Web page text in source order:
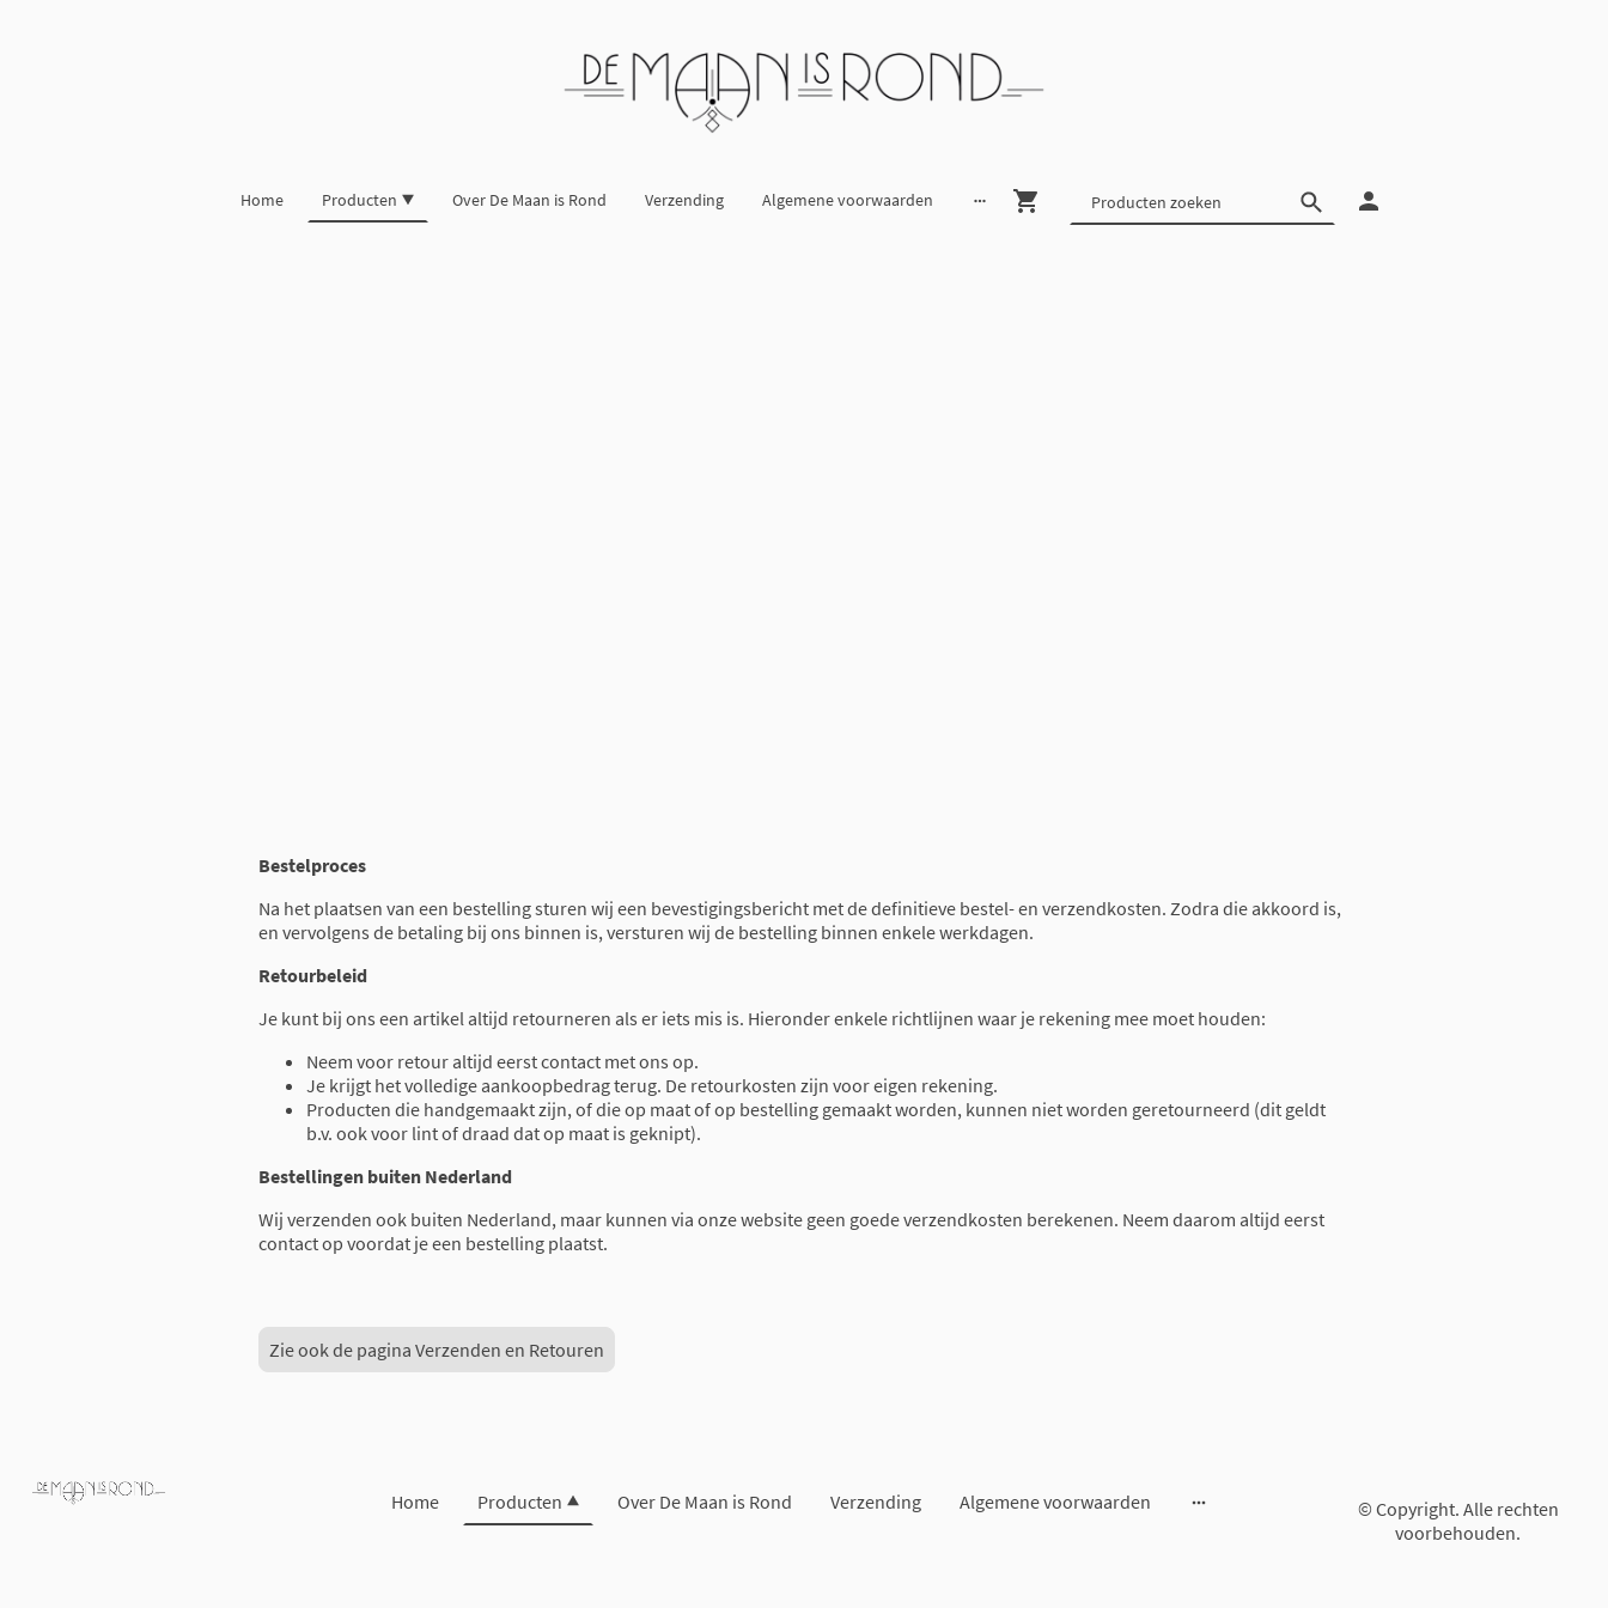
Home Producten Over De Maan is Rond Verzending Algemene voorwaarden
Bestelproces
Na het plaatsen van een bestelling sturen wij een bevestigingsbericht met de definitieve bestel- en verzendkosten. Zodra die akkoord is,
en vervolgens de betaling bij ons binnen is, versturen wij de bestelling binnen enkele werkdagen.
Retourbeleid
Je kunt bij ons een artikel altijd retourneren als er iets mis is. Hieronder enkele richtlijnen waar je rekening mee moet houden:
Neem voor retour altijd eerst contact met ons op.
Je krijgt het volledige aankoopbedrag terug. De retourkosten zijn voor eigen rekening.
Producten die handgemaakt zijn, of die op maat of op bestelling gemaakt worden, kunnen niet worden geretourneerd (dit geldt
b.v. ook voor lint of draad dat op maat is geknipt).
Bestellingen buiten Nederland
Wij verzenden ook buiten Nederland, maar kunnen via onze website geen goede verzendkosten berekenen. Neem daarom altijd eerst
contact op voordat je een bestelling plaatst.
Zie ook de pagina Verzenden en Retouren
Home Producten Over De Maan is Rond Verzending Algemene voorwaarden
© Copyright. Alle rechten
voorbehouden.